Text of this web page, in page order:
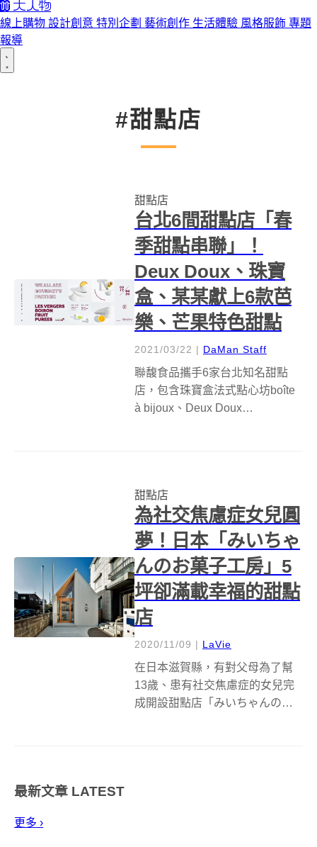
線上購物 設計創意 特別企劃 藝術創作 生活體驗 風格服飾 專題
報導
#甜點店
甜點店
台北6間甜點店「春
季甜點串聯」！
Deux Doux、珠寶
盒、某某獻上6款芭
樂、芒果特色甜點
2021/03/22 | DaMan Staff
聯馥食品攜手6家台北知名甜點
店，包含珠寶盒法式點心坊boîte
à bijoux、Deux Doux
甜點店
為社交焦慮症女兒圓
夢！日本「みいちゃ
んのお菓子工房」5
坪卻滿載幸福的甜點
店
2020/11/09 | LaVie
在日本滋賀縣，有對父母為了幫
13歲、患有社交焦慮症的女兒完
成開設甜點店「みいちゃんのお
最新文章 LATEST
更多 ›